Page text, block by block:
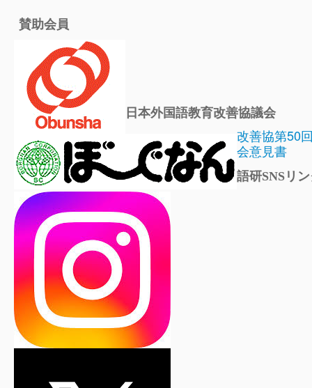
賛助会員
日本外国語教育改善協議会
改善協第50
会意見書
語研SNSリ